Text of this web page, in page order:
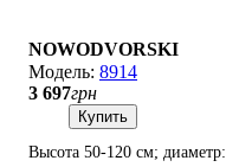
NOWODVORSKI
8914
3 697грн
Купить
Высота 50-120 см; диаметр: